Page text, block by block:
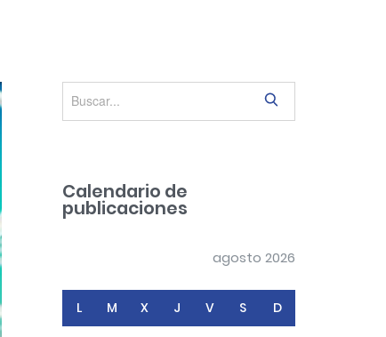
e
Calendario de
publicaciones
agosto 2026
L M X J V S D